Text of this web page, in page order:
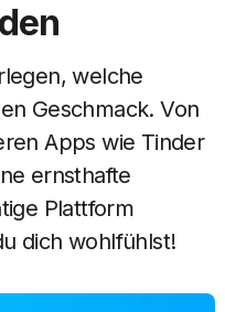
welche
Geschmack. Von
Apps wie Tinder
ernsthafte
Plattform
dich wohlfühlst!